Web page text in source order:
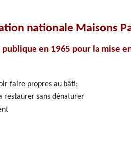
nationale Maisons
en 1965 pour la mise
faire propres au bâti;
restaurer sans dénaturer